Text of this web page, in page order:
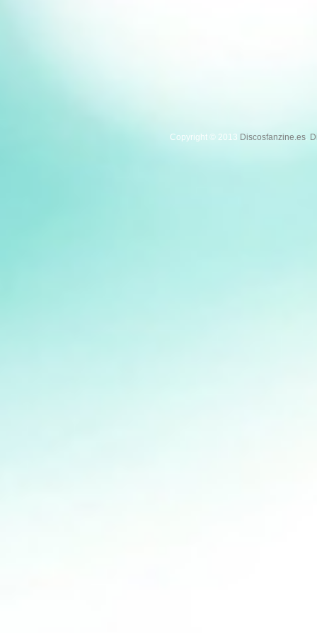
Copyright © 2013 Discosfanzine.es.